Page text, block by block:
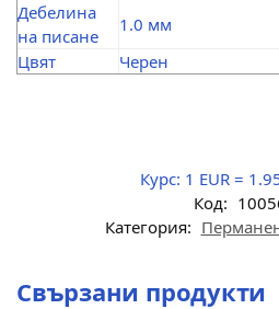
Дебелина
на писане
1.0 мм
Цвят
Черен
Курс: 1 EUR =
Код:
Категория:
Свързани продукти